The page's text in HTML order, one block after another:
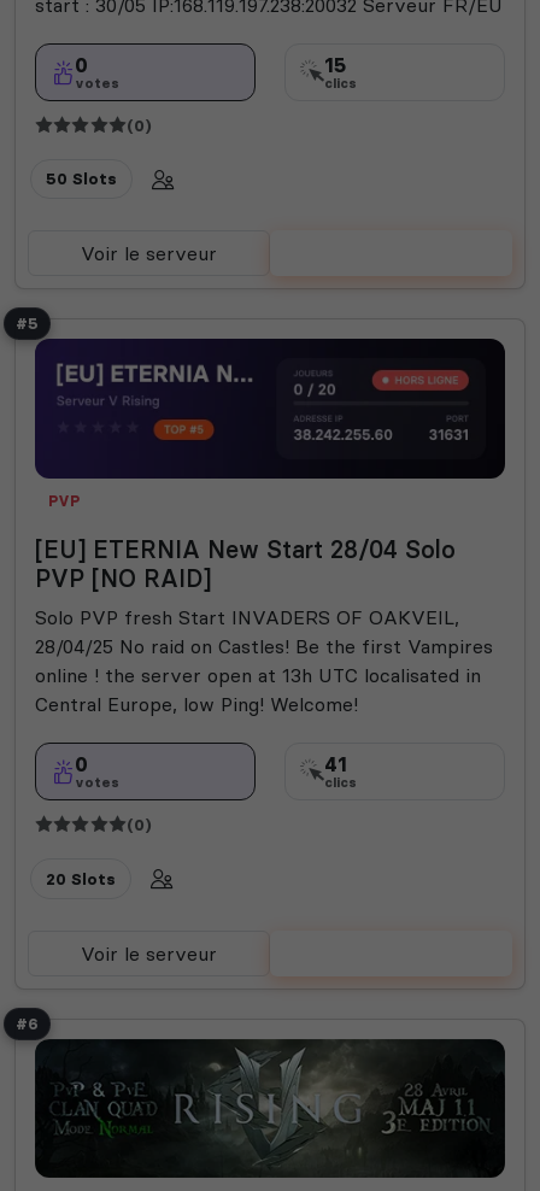
0
votes
15
clics
(0)
50 Slots
Voir le serveur
#5
PVP
[EU] ETERNIA New Start 28/04 Solo
PVP [NO RAID]
Solo PVP fresh Start INVADERS OF OAKVEIL,
28/04/25 No raid on Castles! Be the first Vampires
online ! the server open at 13h UTC localisated in
Central Europe, low Ping! Welcome!
0
votes
41
clics
(0)
20 Slots
Voir le serveur
#6